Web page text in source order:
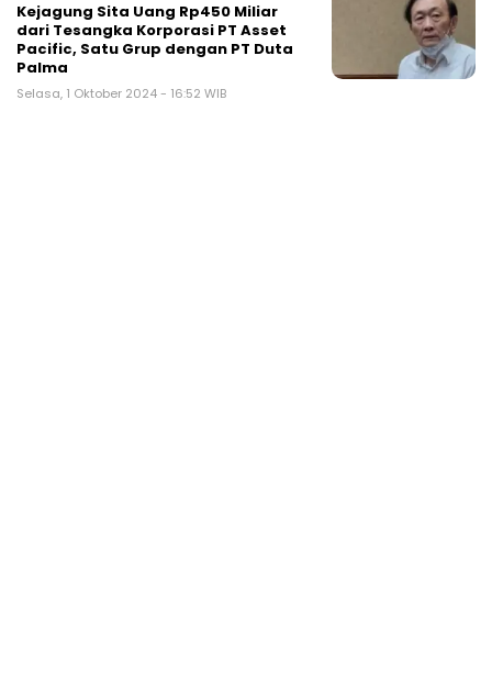
Kejagung Sita Uang Rp450 Miliar
dari Tesangka Korporasi PT Asset
Pacific, Satu Grup dengan PT Duta
Palma
Selasa, 1 Oktober 2024 - 16:52 WIB